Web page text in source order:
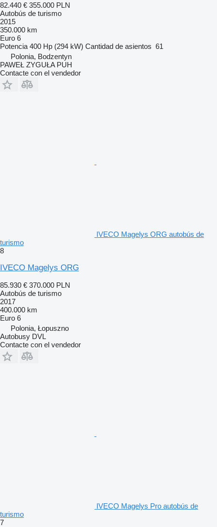
82.440 € 355.000 PLN
Autobús de turismo
2015
350.000 km
Euro 6
Potencia 400 Hp (294 kW) Cantidad de asientos 61
Polonia, Bodzentyn
PAWEŁ ZYGUŁA PUH
Contacte con el vendedor
IVECO Magelys ORG autobús de
turismo
8
IVECO Magelys ORG
85.930 € 370.000 PLN
Autobús de turismo
2017
400.000 km
Euro 6
Polonia, Łopuszno
Autobusy DVL
Contacte con el vendedor
IVECO Magelys Pro autobús de
turismo
7